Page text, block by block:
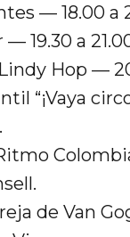
— 18.00
— 19.30 a
Hop —
“¡Vaya
de Van